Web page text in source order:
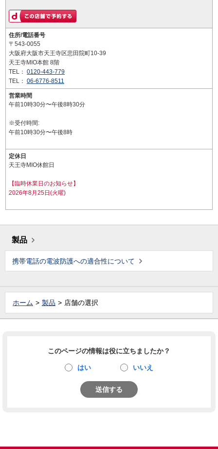
住所/電話番号
〒543-0055
大阪府大阪市天王寺区悲田院町10-39
天王寺MIO本館 8階
TEL： 0120-443-779
TEL： 06-6776-8511
営業時間
午前10時30分〜午後8時30分
※受付時間:
午前10時30分〜午後8時
定休日
天王寺MIO休館日
【臨時休業日のお知らせ】
2026年8月25日(火曜)
製品
携帯電話の電波防護への適合性について
ホーム 製品 店舗の選択
このページの情報は役に立ちましたか？
はい いいえ
送信する